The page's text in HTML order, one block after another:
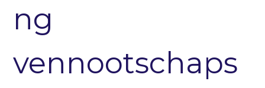
ng
vennootschaps